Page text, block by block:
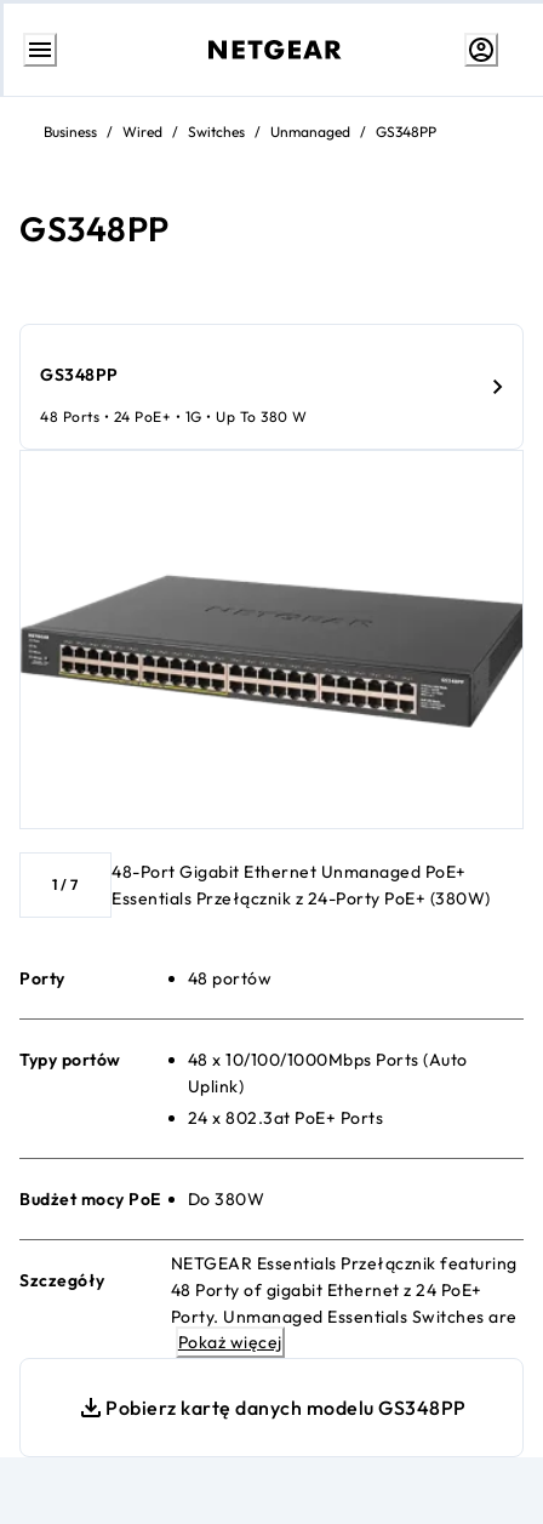
Przejdź
treściBusiness / Wired / Switches / Unmanaged / GS348PP
GS348PP
1 /7
48-Port Gigabit Ethernet Unmanaged PoE+
Essentials Przełącznik z 24-Porty PoE+ (380W)
Porty 48 portów
Typy portów
48 x 10/100/1000Mbps Ports (Auto
Uplink)
24 x 802.3at PoE+ Ports
Budżet mocy PoE Do 380W
Szczegóły
NETGEAR Essentials Przełącznik featuring
48 Porty of gigabit Ethernet z 24 PoE+
Porty. Unmanaged Essentials Switches are
easy, reliable, i affordable network
Providing power i data from a single
Ethernet Kabel.
Pokaż więcej
Pobierz kartę danych modelu GS348PP
GS348PP
48 Ports • 24 PoE+ • 1G • Up To 380 W